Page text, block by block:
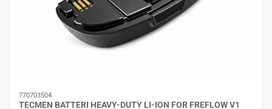
770703504
TECMEN BATTERI HEAVY-DUTY LI-ION FOR FREFLOW V1